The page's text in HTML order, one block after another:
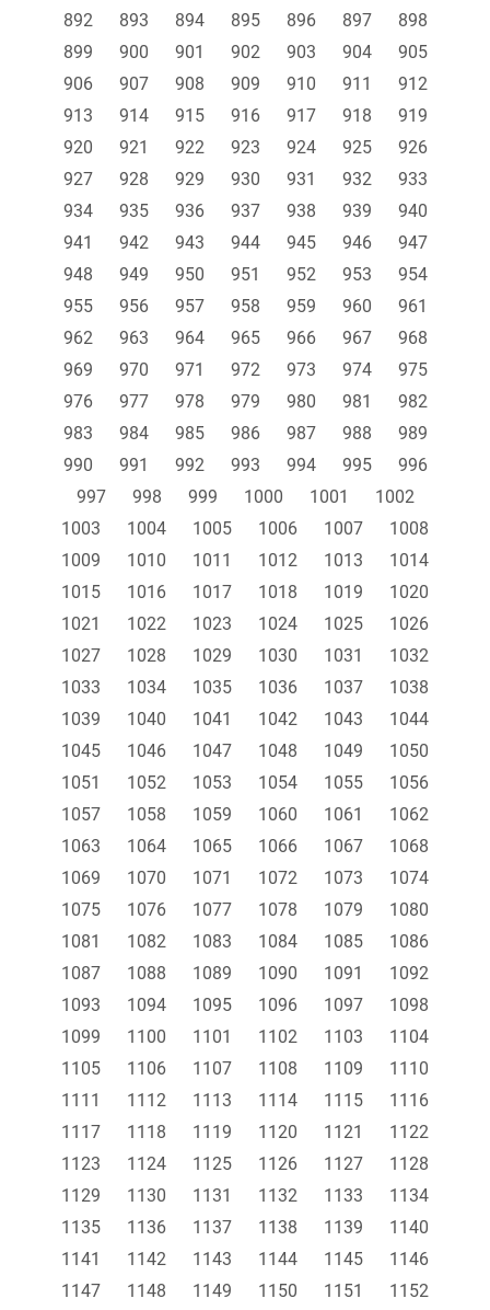
892
893 894 895 896 897
898
899
900 901 902 903 904
905
906
907 908 909 910 911
912
913
914 915 916 917 918
919
920
921 922 923 924 925
926
927
928 929 930 931 932
933
934
935 936 937 938 939
940
941
942 943 944 945 946
947
948
949 950 951 952 953
954
955
956 957 958 959 960
961
962
963 964 965 966 967
968
969
970 971 972 973 974
975
976
977 978 979 980 981
982
983
984 985 986 987 988
989
990
991 992 993 994 995
996
997
998 999 1000 1001
1002
1003
1004 1005 1006 1007
1008
1009
1010 1011 1012 1013
1014
1015
1016 1017 1018 1019
1020
1021
1022 1023 1024 1025
1026
1027
1028 1029 1030 1031
1032
1033
1034 1035 1036 1037
1038
1039
1040 1041 1042 1043
1044
1045
1046 1047 1048 1049
1050
1051
1052 1053 1054 1055
1056
1057
1058 1059 1060 1061
1062
1063
1064 1065 1066 1067
1068
1069
1070 1071 1072 1073
1074
1075
1076 1077 1078 1079
1080
1081
1082 1083 1084 1085
1086
1087
1088 1089 1090 1091
1092
1093
1094 1095 1096 1097
1098
1099
1100 1101 1102 1103
1104
1105
1106 1107 1108 1109
1110
1111
1112 1113 1114 1115
1116
1117
1118 1119 1120 1121
1122
1123
1124 1125 1126 1127
1128
1129
1130 1131 1132 1133
1134
1135
1136 1137 1138 1139
1140
1141
1142 1143 1144 1145
1146
1147
1148 1149 1150 1151 1152